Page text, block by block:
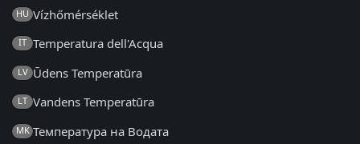
HU Vízhőmérséklet
IT Temperatura dell'Acqua
LV Ūdens Temperatūra
LT Vandens Temperatūra
MK Температура на Водата